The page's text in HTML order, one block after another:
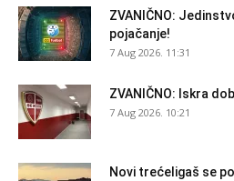
ZVANIČNO:
pojačanje!
7 Aug 2026. 11:31
ZVANIČNO: Iskra
7 Aug 2026. 10:21
Novi trećeligaš se